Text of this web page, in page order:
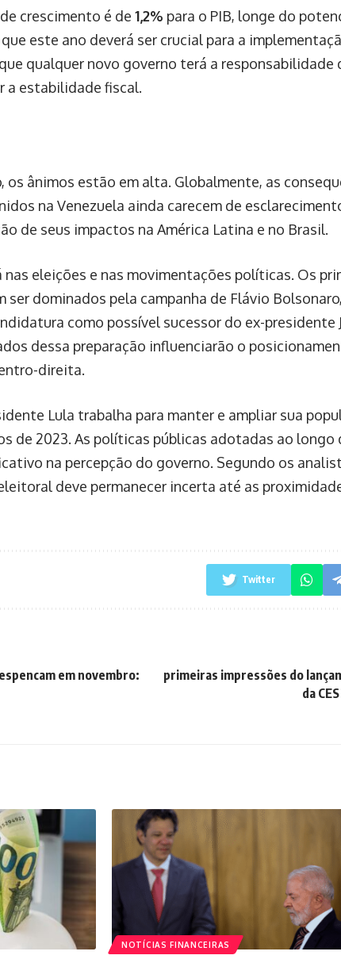
crescimento é de 1,2% para o PIB, longe do
este ano deverá ser crucial para a
qualquer novo governo terá a responsabilidade
a estabilidade fiscal.
os ânimos estão em alta. Globalmente, as
na Venezuela ainda carecem de
de seus impactos na América Latina e no Brasil.
eleições e nas movimentações políticas. Os
ser dominados pela campanha de Flávio
como possível sucessor do ex-presidente
dessa preparação influenciarão o
direita.
Lula trabalha para manter e ampliar sua
de 2023. As políticas públicas adotadas ao longo
na percepção do governo. Segundo os
deve permanecer incerta até as
Twitter
em novembro:
primeiras impressões do
da
NOTÍCIAS FINANCEIRAS